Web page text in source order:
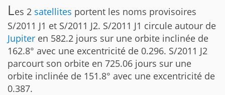
Les 2 satellites portent les noms provisoires
S/2011 J1 et S/2011 J2. S/2011 J1 circule autour de
Jupiter en 582.2 jours sur une orbite inclinée de
162.8° avec une excentricité de 0.296. S/2011 J2
parcourt son orbite en 725.06 jours sur une
orbite inclinée de 151.8° avec une excentricité de
0.387.